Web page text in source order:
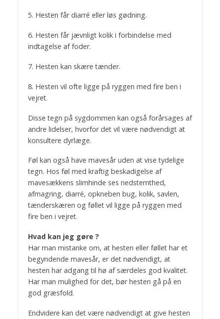
5. Hesten får diarré eller løs gødning.
6. Hesten får jævnligt kolik i forbindelse med
indtagelse af foder.
7. Hesten kan skære tænder.
8. Hesten vil ofte ligge på ryggen med fire ben i
vejret.
Disse tegn på sygdommen kan også forårsages af
andre lidelser, hvorfor det vil være nødvendigt at
konsultere dyrlæge.
Føl kan også have mavesår uden at vise tydelige
tegn. Hos føl med kraftig beskadigelse af
mavesækkens slimhinde ses nedstemthed,
afmagring, diarré, opkneben bug, kolik, savlen,
tænderskæren og føllet vil ligge på ryggen med
fire ben i vejret.
Hvad kan jeg gøre ?
Har man mistanke om, at hesten eller føllet har et
begyndende mavesår, er det nødvendigt, at
hesten har adgang til hø af særdeles god kvalitet.
Har man mulighed for det, bør hesten gå på en
god græsfold.
Endvidere kan det være nødvendigt at give hesten